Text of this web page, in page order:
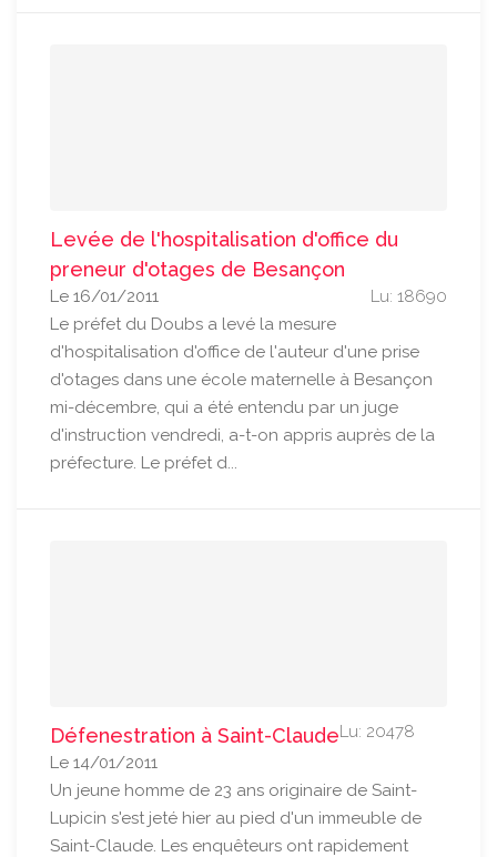
Levée de l'hospitalisation d'office du
preneur d'otages de Besançon
Lu: 18690
Le 16/01/2011
Le préfet du Doubs a levé la mesure
d'hospitalisation d'office de l'auteur d'une prise
d'otages dans une école maternelle à Besançon
mi-décembre, qui a été entendu par un juge
d'instruction vendredi, a-t-on appris auprès de la
préfecture. Le préfet d...
Défenestration à Saint-ClaudeLu: 20478
Le 14/01/2011
Un jeune homme de 23 ans originaire de Saint-
Lupicin s'est jeté hier au pied d'un immeuble de
Saint-Claude. Les enquêteurs ont rapidement